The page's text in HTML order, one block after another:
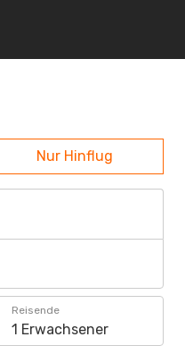
Nur Hinflug
Reisende
1 Erwachsener